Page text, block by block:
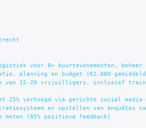
voor 8+ buurtevenementen,
planning en budget (€2.000
van 15-20 vrijwilligers, inclusief
25% verhoogd via gerichte social media-
en opstellen van enquêtes